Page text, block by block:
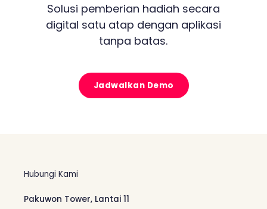
Solusi pemberian hadiah secara
digital satu atap dengan aplikasi
tanpa batas.
Jadwalkan Demo
Hubungi Kami
Pakuwon Tower, Lantai 11